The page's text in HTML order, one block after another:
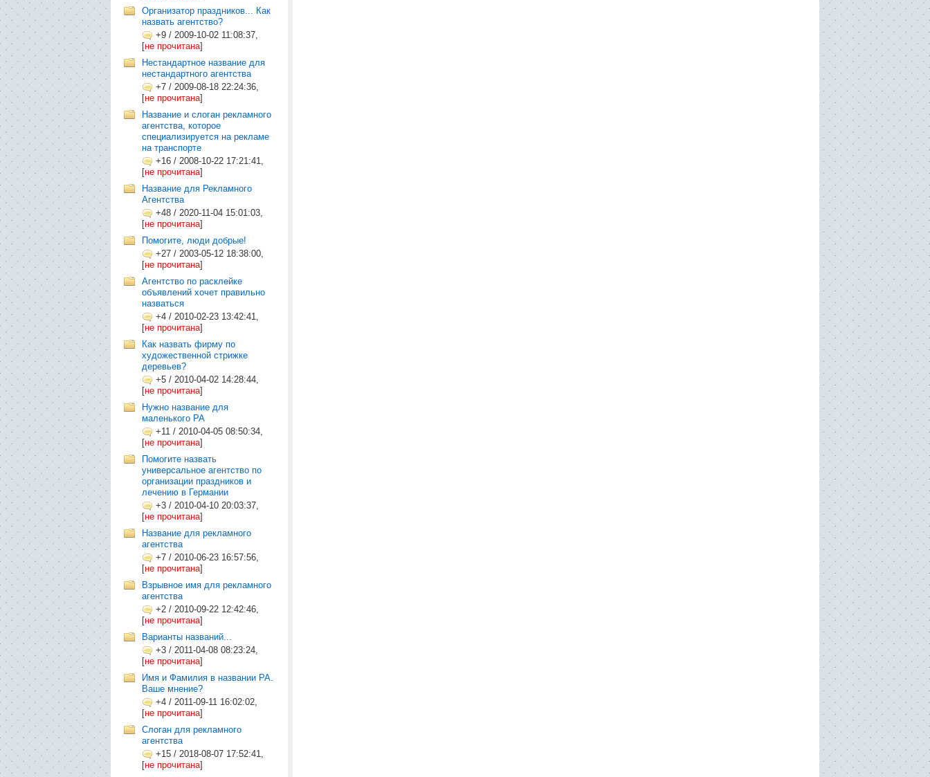
Организатор праздников... Как
назвать агентство?
+9 / 2009-10-02 11:08:37,
[не прочитана]
Нестандартное название для
нестандартного агентства
+7 / 2009-08-18 22:24:36,
[не прочитана]
Название и слоган рекламного
агентства, которое
специализируется на рекламе
на транспорте
+16 / 2008-10-22 17:21:41,
[не прочитана]
Название для Рекламного
Агентства
+48 / 2020-11-04 15:01:03,
[не прочитана]
Помогите, люди добрые!
+27 / 2003-05-12 18:38:00,
[не прочитана]
Агентство по расклейке
объявлений хочет правильно
назваться
+4 / 2010-02-23 13:42:41,
[не прочитана]
Как назвать фирму по
художественной стрижке
деревьев?
+5 / 2010-04-02 14:28:44,
[не прочитана]
Нужно название для
маленького РА
+11 / 2010-04-05 08:50:34,
[не прочитана]
Помогите назвать
универсальное агентство по
организации праздников и
лечению в Германии
+3 / 2010-04-10 20:03:37,
[не прочитана]
Название для рекламного
агентства
+7 / 2010-06-23 16:57:56,
[не прочитана]
Взрывное имя для рекламного
агентства
+2 / 2010-09-22 12:42:46,
[не прочитана]
Варианты названий...
+3 / 2011-04-08 08:23:24,
[не прочитана]
Имя и Фамилия в названии РА.
Ваше мнение?
+4 / 2011-09-11 16:02:02,
[не прочитана]
Слоган для рекламного
агентства
+15 / 2018-08-07 17:52:41,
[не прочитана]